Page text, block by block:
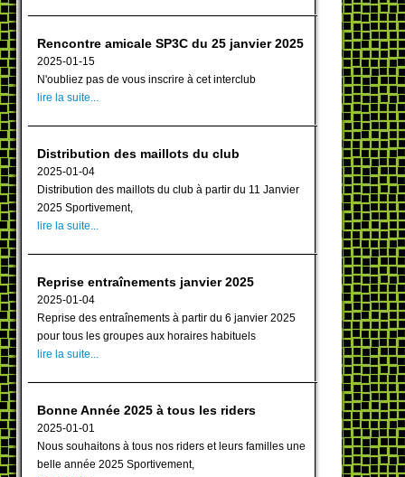
Rencontre amicale SP3C du 25 janvier 2025
2025-01-15
N'oubliez pas de vous inscrire à cet interclub
lire la suite...
Distribution des maillots du club
2025-01-04
Distribution des maillots du club à partir du 11 Janvier
2025 Sportivement,
lire la suite...
Reprise entraînements janvier 2025
2025-01-04
Reprise des entraînements à partir du 6 janvier 2025
pour tous les groupes aux horaires habituels
lire la suite...
Bonne Année 2025 à tous les riders
2025-01-01
Nous souhaitons à tous nos riders et leurs familles une
belle année 2025 Sportivement,